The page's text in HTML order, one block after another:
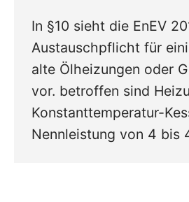
In §10 sieht die EnEV
Austauschpflicht für
alte Ölheizungen oder
vor. betroffen sind
Konstanttemperatur-
Nennleistung von 4 bis